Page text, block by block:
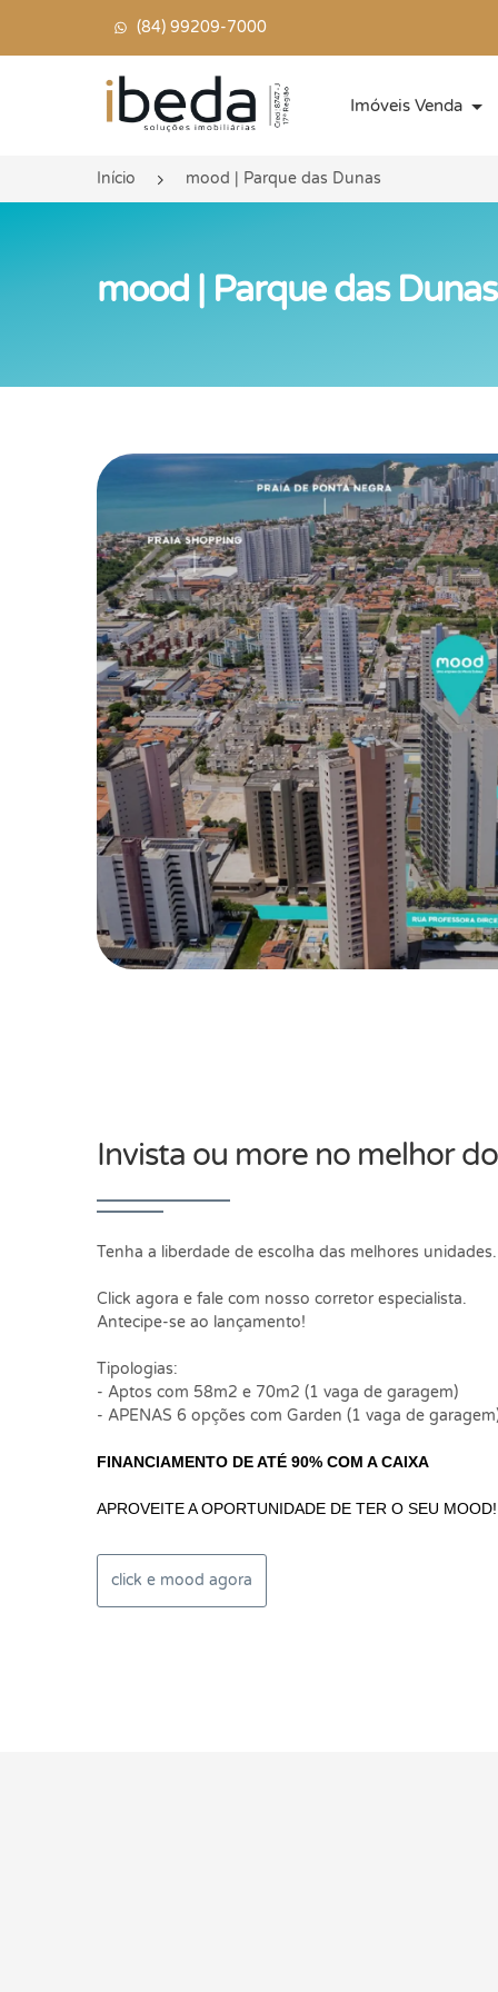
(84) 99209-7000
Página inicial
Imóveis Venda
Início mood | Parque das Dunas
mood | Parque das Dunas
Invista ou more no melhor
Tenha a liberdade de escolha das melhores unidades.
Click agora e fale com nosso corretor especialista.
Antecipe-se ao lançamento!
Tipologias:
- Aptos com 58m2 e 70m2 (1 vaga de garagem)
- APENAS 6 opções com Garden (1 vaga de
FINANCIAMENTO DE ATÉ 90% COM A CAIXA
APROVEITE A OPORTUNIDADE DE TER O SEU MOOD!
click e mood agora